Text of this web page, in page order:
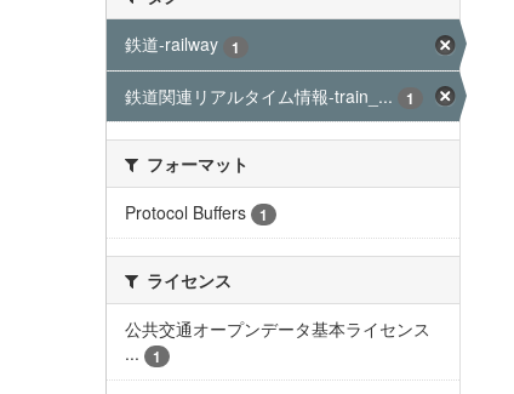
鉄道-railway
1
鉄道関連リアルタイム情報-train_... 1
フォーマット
Protocol Buffers
1
ライセンス
公共交通オープンデータ基本ライセンス
...
1